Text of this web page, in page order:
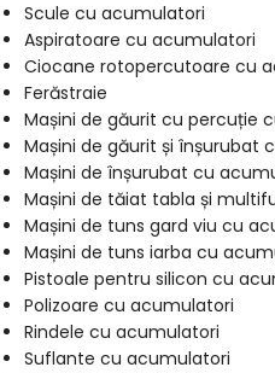
Scule cu acumulatori
Aspiratoare cu acumulatori
Ciocane rotopercutoare cu
Ferăstraie
Mașini de găurit cu percuție
Mașini de găurit și înșurubat
Mașini de înșurubat cu
Mașini de tăiat tabla și
Mașini de tuns gard viu cu
Mașini de tuns iarba cu
Pistoale pentru silicon cu
Polizoare cu acumulatori
Rindele cu acumulatori
Suflante cu acumulatori